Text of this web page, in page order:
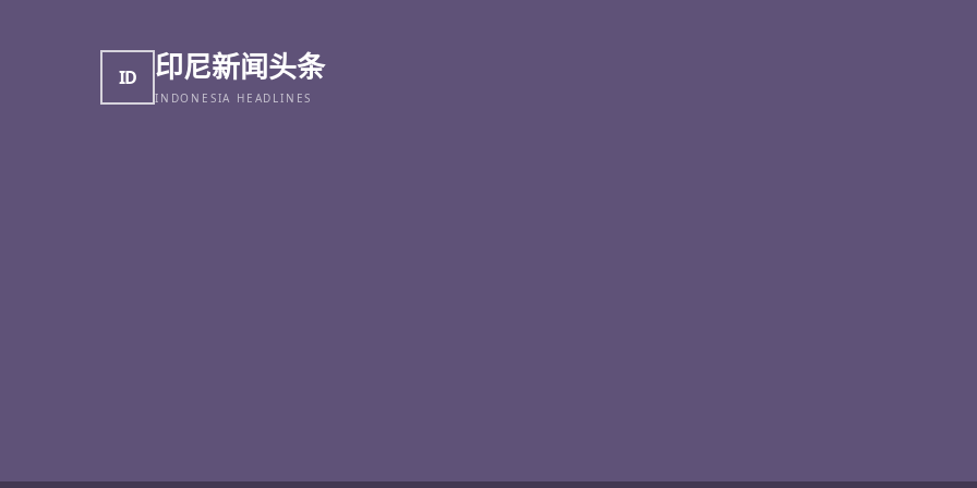
ID 印尼新闻头条
INDONESIA HEADLINES